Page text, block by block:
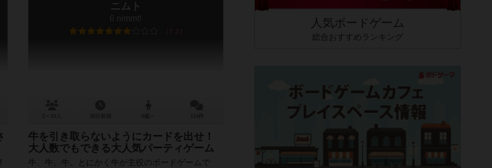
ニムト
6 nimmt!
7.2
牛を引き取らないようにカードを出せ！
大人数でもできる大人気パーティゲーム
牛、牛、牛。とにかく牛が主役のボードゲームで
人気ボードゲーム
総合おすすめランキング